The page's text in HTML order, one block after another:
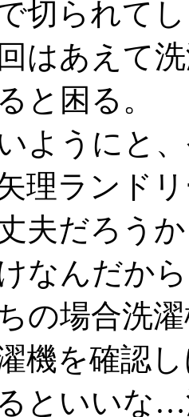
切られて
はあえて
と困る。
ようにと
理ランド
夫だろう
なんだか
の場合洗
機を確認
といいな